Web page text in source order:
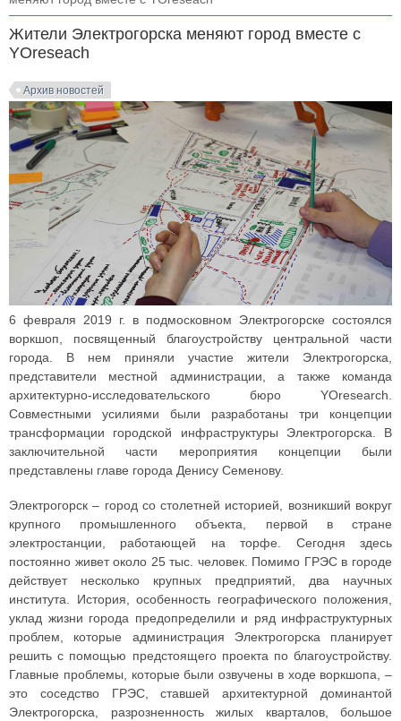
Жители Электрогорска меняют город вместе с
YOreseach
Архив новостей
6 февраля 2019 г. в подмосковном Электрогорске состоялся
воркшоп, посвященный благоустройству центральной части
города. В нем приняли участие жители Электрогорска,
представители местной администрации, а также команда
архитектурно-исследовательского бюро YOresearch.
Совместными усилиями были разработаны три концепции
трансформации городской инфраструктуры Электрогорска. В
заключительной части мероприятия концепции были
представлены главе города Денису Семенову.
Электрогорск – город со столетней историей, возникший вокруг
крупного промышленного объекта, первой в стране
электростанции, работающей на торфе. Сегодня здесь
постоянно живет около 25 тыс. человек. Помимо ГРЭС в городе
действует несколько крупных предприятий, два научных
института. История, особенность географического положения,
уклад жизни города предопределили и ряд инфраструктурных
проблем, которые администрация Электрогорска планирует
решить с помощью предстоящего проекта по благоустройству.
Главные проблемы, которые были озвучены в ходе воркшопа, –
это соседство ГРЭС, ставшей архитектурной доминантой
Электрогорска, разрозненность жилых кварталов, большое